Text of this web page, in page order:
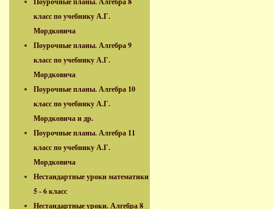
класс по учебнику А.Г.
Мордковича
Поурочные планы. Алгебра 9
класс по учебнику А.Г.
Мордковича
Поурочные планы. Алгебра 10
класс по учебнику А.Г.
Мордковича и др.
Поурочные планы. Алгебра 11
класс по учебнику А.Г.
Мордковича
Нестандартные уроки математики
5 - 6 класс
Нестандартные уроки. Алгебра 8